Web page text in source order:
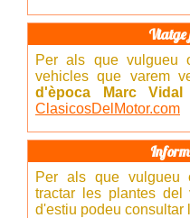
Viatge
Per als que vulgueu
vehicles que varem
d'època Marc Vidal
ClasicosDelMotor.com
Per als que vulgueu
tractar les plantes del
d'estiu podeu consultar